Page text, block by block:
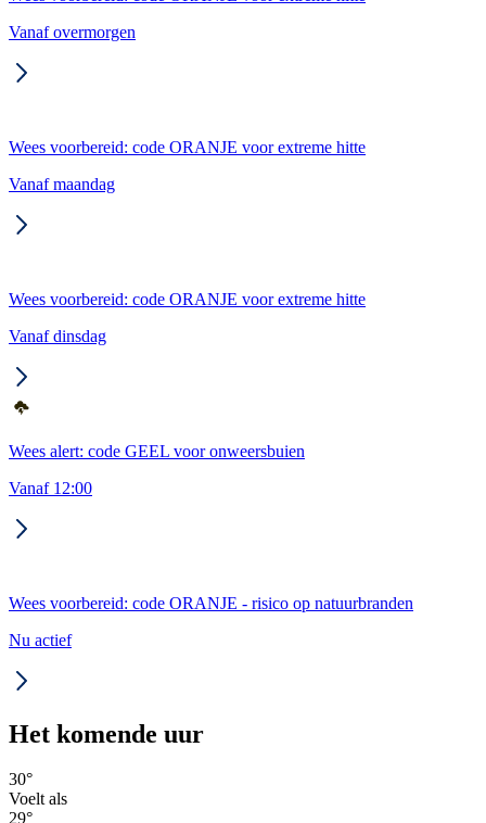
Vanaf overmorgen
Wees voorbereid: code ORANJE voor extreme hitte
Vanaf maandag
Wees voorbereid: code ORANJE voor extreme hitte
Vanaf dinsdag
Wees alert: code GEEL voor onweersbuien
Vanaf 12:00
Wees voorbereid: code ORANJE - risico op natuurbranden
Nu actief
Het komende uur
30°
Voelt als
29°